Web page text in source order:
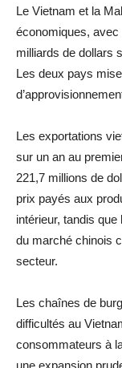
Le Vietnam et la
économiques,
milliards de dollars
Les deux pays
Les exportations
sur un an au
221,7 millions de
prix payés aux
intérieur, tandis
du marché chinois
secteur.
Les chaînes de
difficultés au
consommateurs à
une expansion